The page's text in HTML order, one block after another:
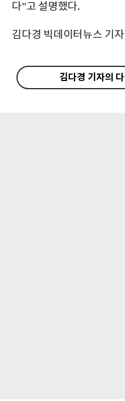
다”고 설명했다.
김다경 빅데이터뉴스
김다경 기자의